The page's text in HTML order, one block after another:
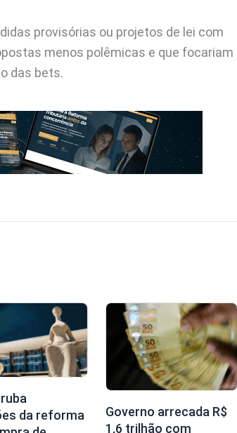
provisórias ou projetos de lei com
menos polêmicas e que focariam
das bets.
da reforma
Governo arrecada R$
1,6 trilhão com